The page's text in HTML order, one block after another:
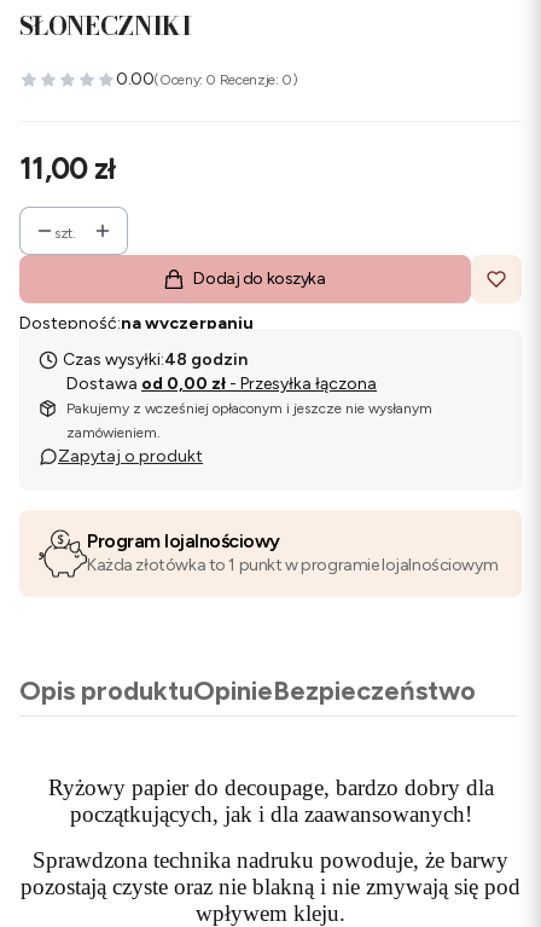
SŁONECZNIKI
0.00(Oceny: 0 Recenzje: 0)
Cena
11,00 zł
szt.
Dodaj do koszyka
Dostępność:na wyczerpaniu
Czas wysyłki:48 godzin
Dostawa od 0,00 zł - Przesyłka łączona
Pakujemy z wcześniej opłaconym i jeszcze nie wysłanym
zamówieniem.
Zapytaj o produkt
Program lojalnościowy
Każda złotówka to 1 punkt w programie lojalnościowym
Opis produktuOpinieBezpieczeństwo
Ryżowy papier do decoupage, bardzo dobry dla
początkujących, jak i dla zaawansowanych!
Sprawdzona technika nadruku powoduje, że barwy
pozostają czyste oraz nie blakną i nie zmywają się pod
wpływem kleju.